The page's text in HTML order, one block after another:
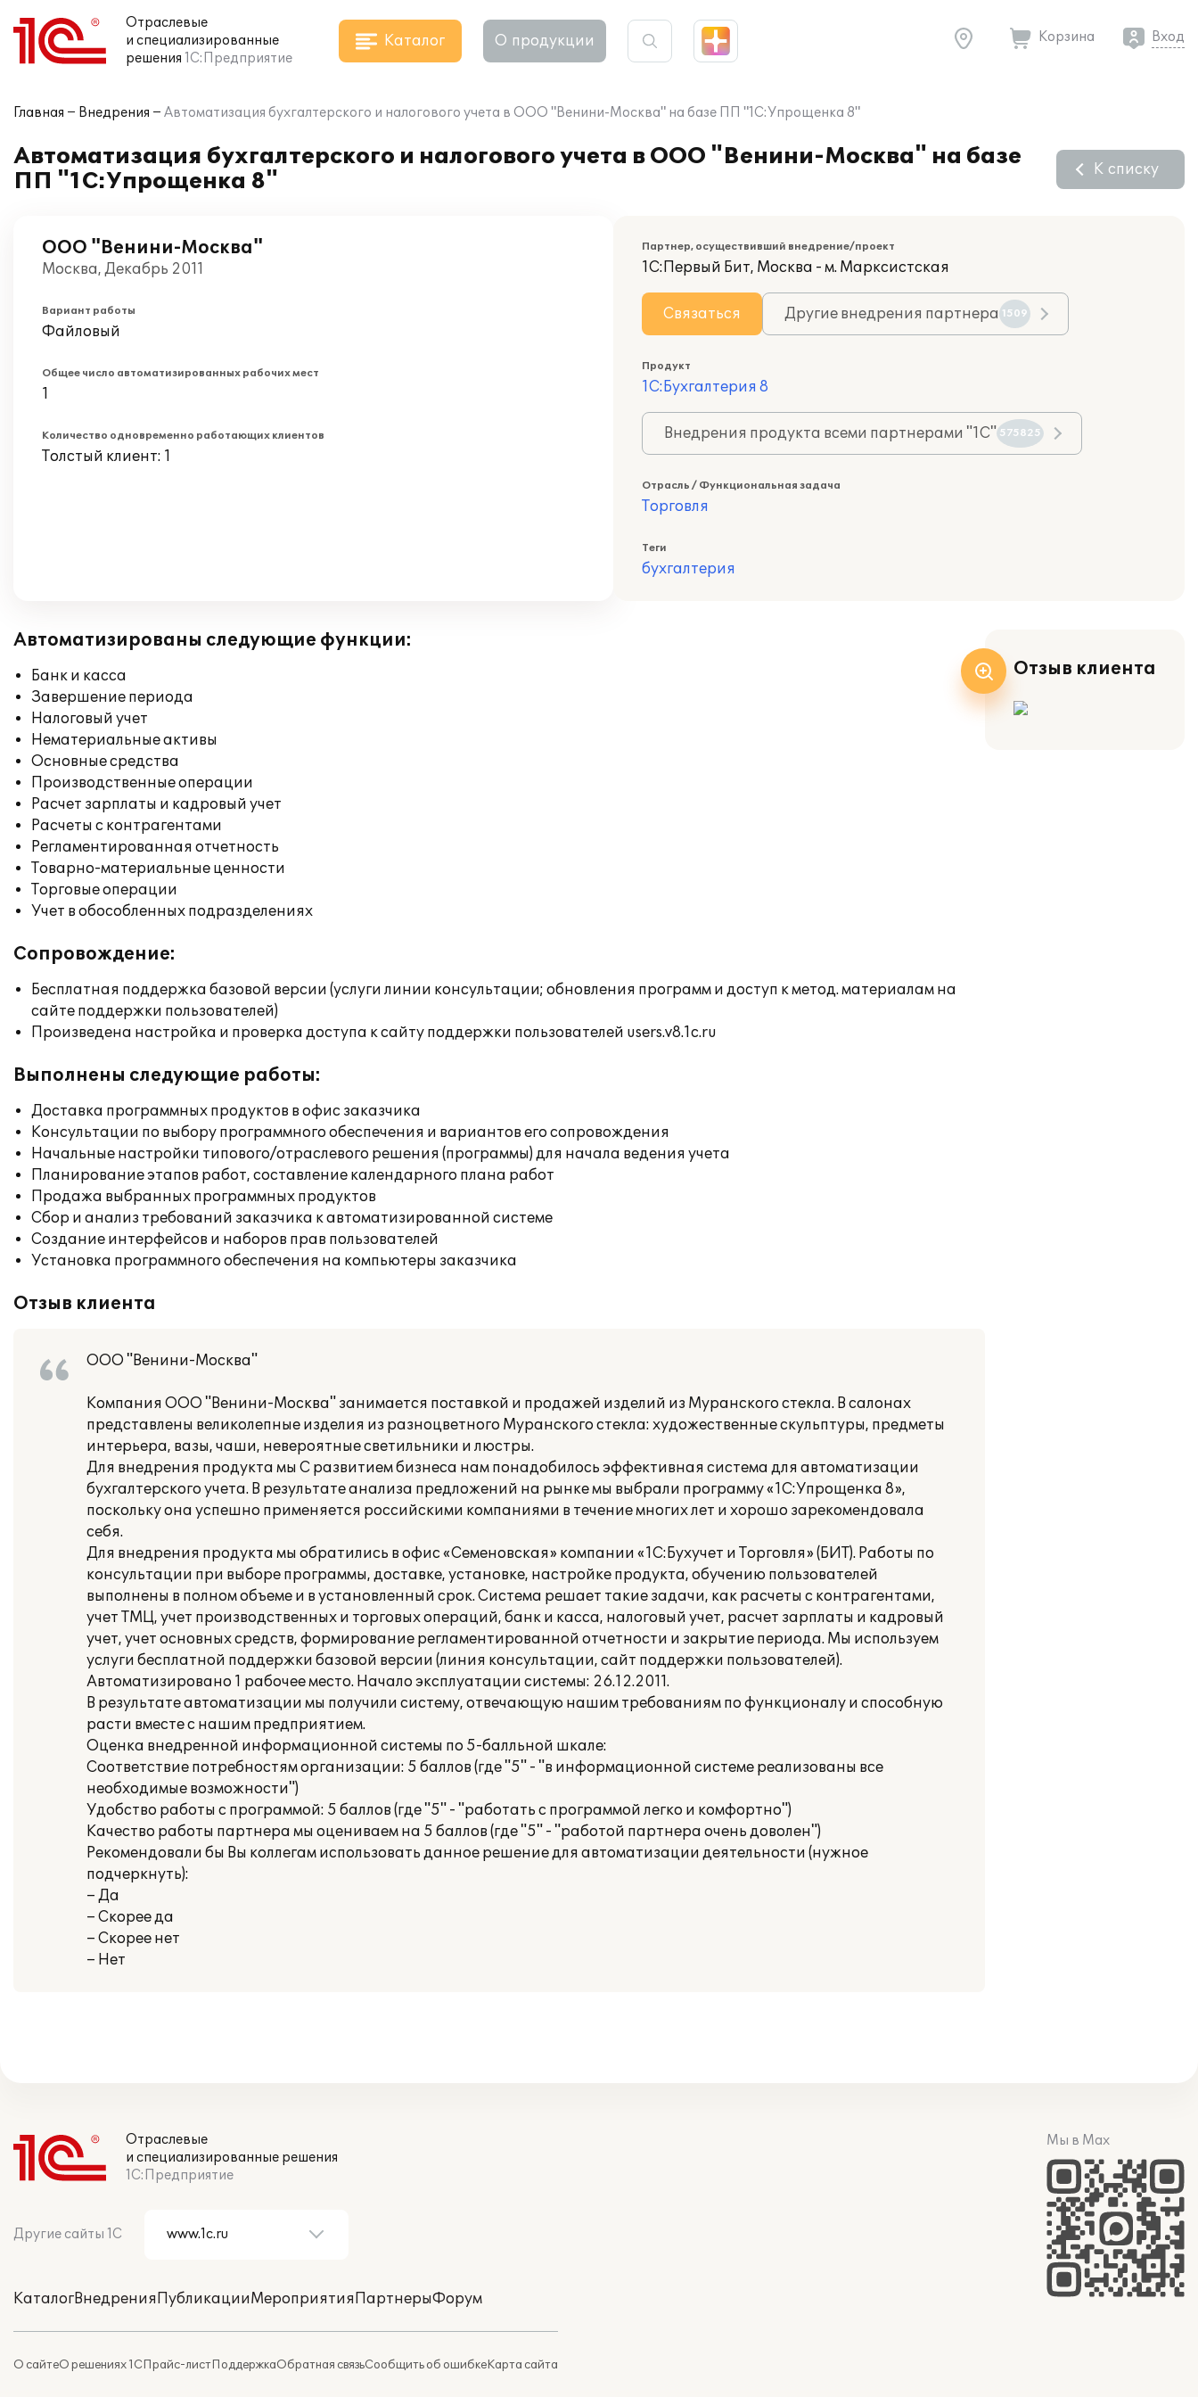
Отраслевые
и специализированные
решения 1С:Предприятие
Каталог О продукции Корзина Вход
Главная Внедрения Автоматизация бухгалтерского и налогового учета в ООО "Венини-Москва" на базе ПП "1С:Упрощенка 8"
Автоматизация бухгалтерского и налогового учета в ООО "Венини-Москва" на базе
ПП "1С:Упрощенка 8"
К списку
ООО "Венини-Москва"
Москва, Декабрь 2011
Вариант работы
Файловый
Общее число автоматизированных рабочих мест
1
Количество одновременно работающих клиентов
Толстый клиент: 1
Партнер, осуществивший внедрение/проект
1С:Первый Бит, Москва - м. Марксистская
Связаться Другие внедрения партнера 1509
Продукт
1С:Бухгалтерия 8
Внедрения продукта всеми партнерами "1С" 575825
Отрасль / Функциональная задача
Торговля
Теги
бухгалтерия
Автоматизированы следующие функции:
Банк и касса
Завершение периода
Налоговый учет
Нематериальные активы
Основные средства
Производственные операции
Расчет зарплаты и кадровый учет
Расчеты с контрагентами
Регламентированная отчетность
Товарно-материальные ценности
Торговые операции
Учет в обособленных подразделениях
Сопровождение:
Бесплатная поддержка базовой версии (услуги линии консультации; обновления программ и доступ к метод. материалам на
сайте поддержки пользователей)
Произведена настройка и проверка доступа к сайту поддержки пользователей users.v8.1c.ru
Выполнены следующие работы:
Доставка программных продуктов в офис заказчика
Консультации по выбору программного обеспечения и вариантов его сопровождения
Начальные настройки типового/отраслевого решения (программы) для начала ведения учета
Планирование этапов работ, составление календарного плана работ
Продажа выбранных программных продуктов
Сбор и анализ требований заказчика к автоматизированной системе
Создание интерфейсов и наборов прав пользователей
Установка программного обеспечения на компьютеры заказчика
Отзыв клиента
ООО "Венини-Москва"
Компания ООО "Венини-Москва" занимается поставкой и продажей изделий из Муранского стекла. В салонах
представлены великолепные изделия из разноцветного Муранского стекла: художественные скульптуры, предметы
интерьера, вазы, чаши, невероятные светильники и люстры.
Для внедрения продукта мы С развитием бизнеса нам понадобилось эффективная система для автоматизации
бухгалтерского учета. В результате анализа предложений на рынке мы выбрали программу «1С:Упрощенка 8»,
поскольку она успешно применяется российскими компаниями в течение многих лет и хорошо зарекомендовала
себя.
Для внедрения продукта мы обратились в офис «Семеновская» компании «1С:Бухучет и Торговля» (БИТ). Работы по
консультации при выборе программы, доставке, установке, настройке продукта, обучению пользователей
выполнены в полном объеме и в установленный срок. Система решает такие задачи, как расчеты с контрагентами,
учет ТМЦ, учет производственных и торговых операций, банк и касса, налоговый учет, расчет зарплаты и кадровый
учет, учет основных средств, формирование регламентированной отчетности и закрытие периода. Мы используем
услуги бесплатной поддержки базовой версии (линия консультации, сайт поддержки пользователей).
Автоматизировано 1 рабочее место. Начало эксплуатации системы: 26.12.2011.
В результате автоматизации мы получили систему, отвечающую нашим требованиям по функционалу и способную
расти вместе с нашим предприятием.
Оценка внедренной информационной системы по 5-балльной шкале:
Соответствие потребностям организации: 5 баллов (где "5" - "в информационной системе реализованы все
необходимые возможности")
Удобство работы с программой: 5 баллов (где "5" - "работать с программой легко и комфортно")
Качество работы партнера мы оцениваем на 5 баллов (где "5" - "работой партнера очень доволен")
Рекомендовали бы Вы коллегам использовать данное решение для автоматизации деятельности (нужное
подчеркнуть):
– Да
– Скорее да
– Скорее нет
– Нет
Отзыв клиента
Отраслевые
и специализированные решения
1С:Предприятие
Другие сайты 1С
КаталогВнедренияПубликацииМероприятияПартнерыФорум
О сайтеО решениях 1СПрайс-листПоддержкаОбратная связьСообщить об ошибкеКарта сайта
Мы в Max